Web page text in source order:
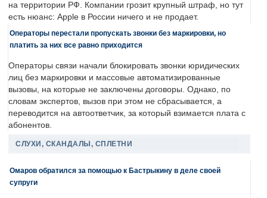
на территории РФ. Компании грозит крупный штраф, но тут
есть нюанс: Apple в России ничего и не продает.
Операторы перестали пропускать звонки без маркировки, но
платить за них все равно приходится
Операторы связи начали блокировать звонки юридических
лиц без маркировки и массовые автоматизированные
вызовы, на которые не заключены договоры. Однако, по
словам экспертов, вызов при этом не сбрасывается, а
переводится на автоответчик, за который взимается плата с
абонентов.
СЛУХИ, СКАНДАЛЫ, СПЛЕТНИ
Омаров обратился за помощью к Бастрыкину в деле своей
супруги